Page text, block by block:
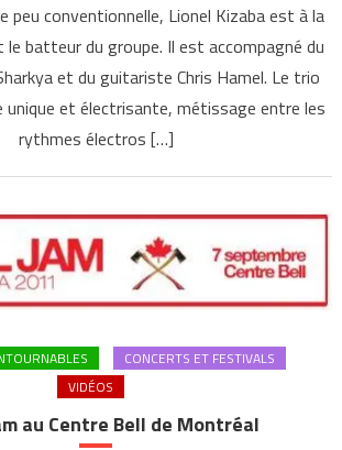
peu conventionnelle, Lionel Kizaba est à la
batteur du groupe. Il est accompagné du
et du guitariste Chris Hamel. Le trio
et électrisante, métissage entre les
rythmes électros […]
CONCERTS ET FESTIVALS
VIDÉOS
au Centre Bell de Montréal